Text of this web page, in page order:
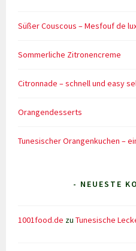
Süßer Couscous – Mesfouf de
Sommerliche Zitronencreme
Citronnade – schnell und easy
Orangendesserts
Tunesischer Orangenkuchen –
- NEUESTE
1001food.de zuTunesische